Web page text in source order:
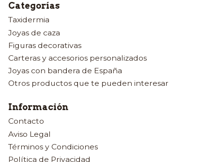
Categorías
Taxidermia
Joyas de caza
Figuras decorativas
Carteras y accesorios personalizados
Joyas con bandera de España
Otros productos que te pueden interesar
Información
Contacto
Aviso Legal
Términos y Condiciones
Política de Privacidad